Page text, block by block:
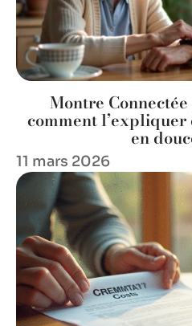
Montre
comment
en
11 mars 2026